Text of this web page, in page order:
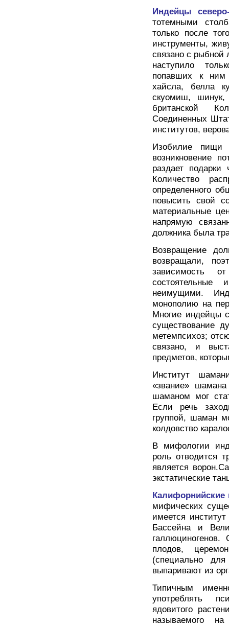
Индейцы
тотемными
только после
инструменты,
связано с рыбной
наступило
попавших к
хайсла, белла
скуомиш,
британской
Соединенных
институтов,
Изобилие пищи
возникновение
раздает
Количество
определенного
повысить свой
материальные
напрямую
должника была
Возвращение
возвращали,
зависимость
состоятельные
неимущими.
монополию на
Многие индейцы
существование
метемпсихоз;
связано, и
предметов,
Институт
«звание»
шаманом мог
Если речь
группой, шаман
колдовство
В мифологии
роль отводится
является
экстатические
мифических
имеется
Бассейна и
плодов,
(специально
выпаривают из
Типичным
употреблять
ядовитого
называемого